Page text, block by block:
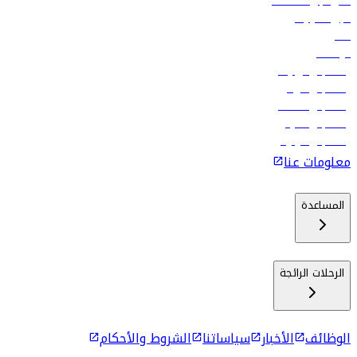
تأجير السيارات
فنادق
الوظائف
رحلات إلى تبيليسي
رحلات إلى الرياض
رحلات إلى مسقط
رحلات إلى ماليه
رحلات إلى كولومبو
معلومات عنا
المساعدة
الرحلات الرائجة
الوظائف الأخبار سياساتنا الشروط والأحكام